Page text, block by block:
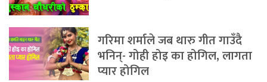
गरिमा शर्माले जब थारु गीत गाउँदै
भनिन्- गोही होइ का होगिल, लागता
प्यार होगिल